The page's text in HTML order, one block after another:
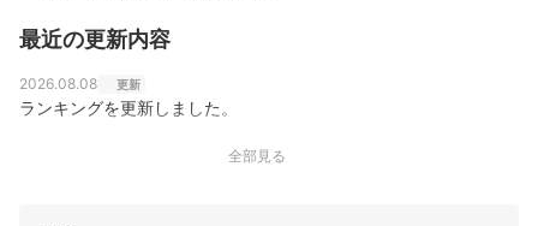
最近の更新内容
2026.08.08 更新
ランキングを更新しました。
全部見る